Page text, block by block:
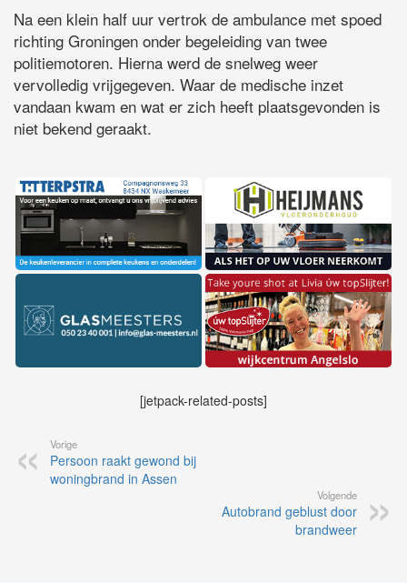
Na een klein half uur vertrok de ambulance met spoed
richting Groningen onder begeleiding van twee
politiemotoren. Hierna werd de snelweg weer
vervolledig vrijgegeven. Waar de medische inzet
vandaan kwam en wat er zich heeft plaatsgevonden is
niet bekend geraakt.
[jetpack-related-posts]
Vorige
Persoon raakt gewond bij
woningbrand in Assen
Volgende
Autobrand geblust door
brandweer